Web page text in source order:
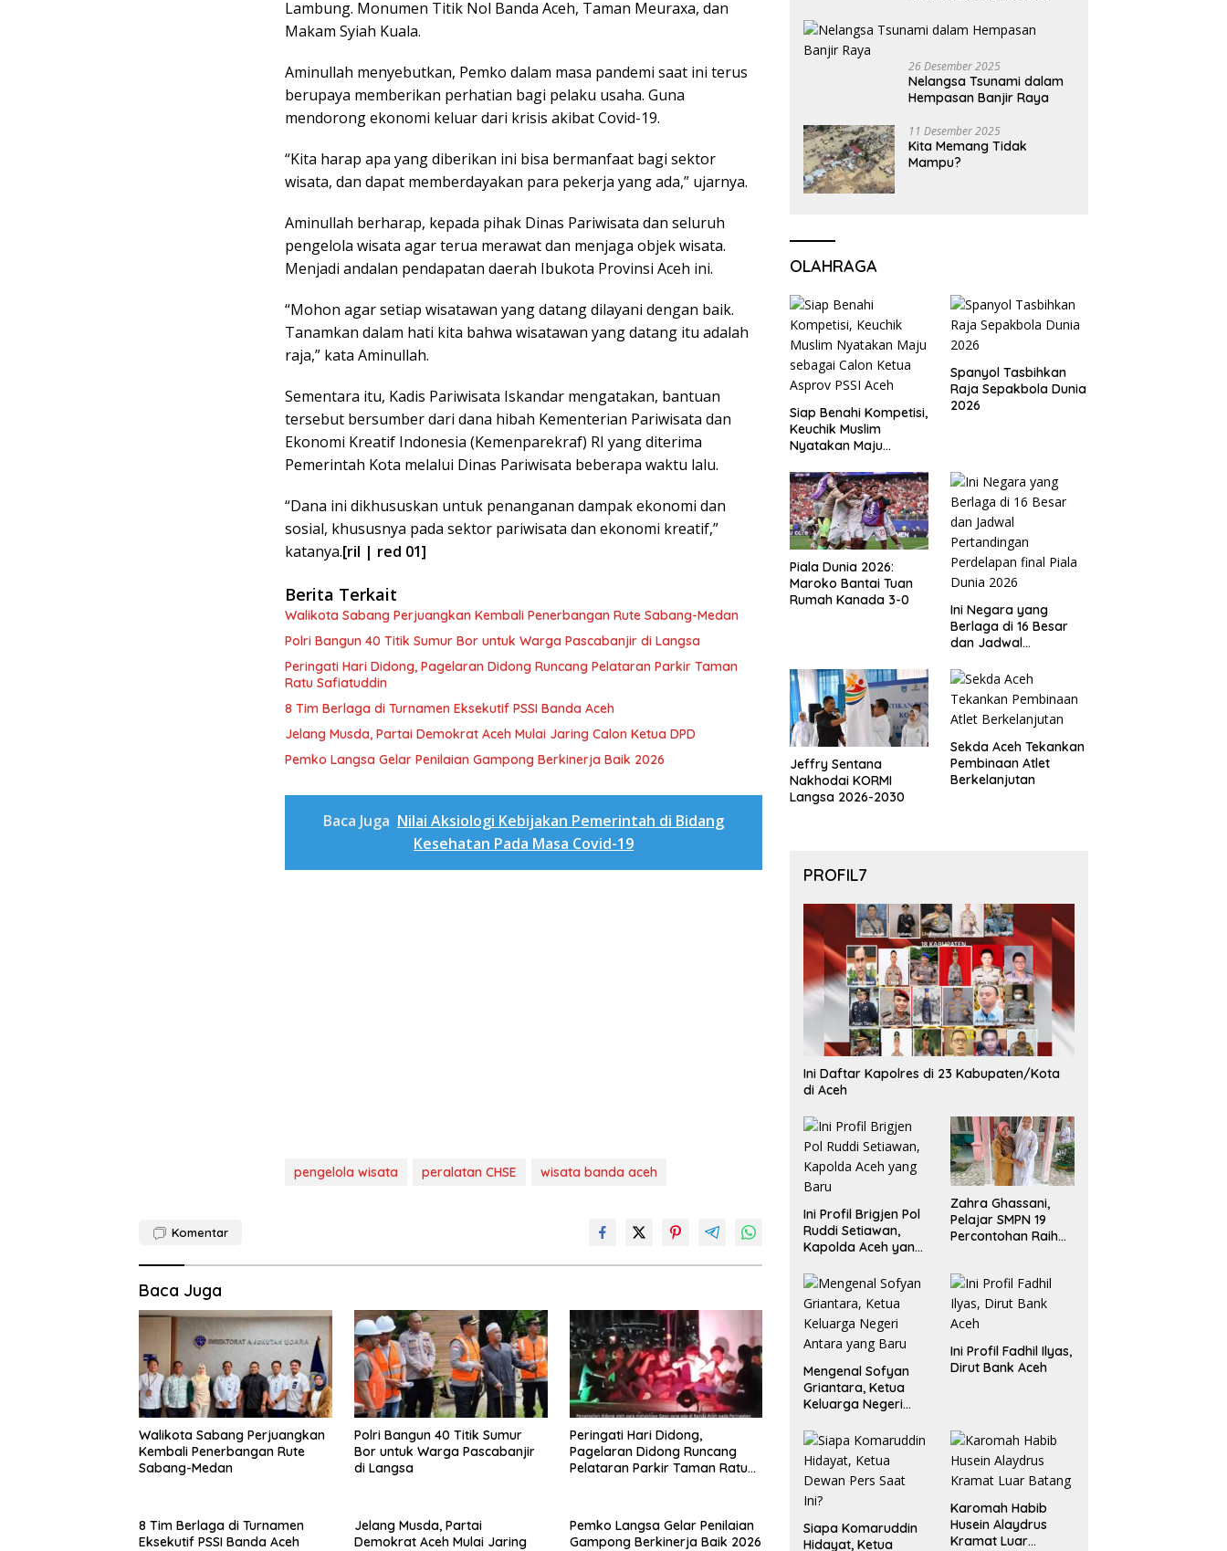
Lambung. Monumen Titik Nol Banda Aceh, Taman Meuraxa, dan
Makam Syiah Kuala.
Aminullah menyebutkan, Pemko dalam masa pandemi saat ini terus
berupaya memberikan perhatian bagi pelaku usaha. Guna
mendorong ekonomi keluar dari krisis akibat Covid-19.
“Kita harap apa yang diberikan ini bisa bermanfaat bagi sektor
wisata, dan dapat memberdayakan para pekerja yang ada,” ujarnya.
Aminullah berharap, kepada pihak Dinas Pariwisata dan seluruh
pengelola wisata agar terua merawat dan menjaga objek wisata.
Menjadi andalan pendapatan daerah Ibukota Provinsi Aceh ini.
“Mohon agar setiap wisatawan yang datang dilayani dengan baik.
Tanamkan dalam hati kita bahwa wisatawan yang datang itu adalah
raja,” kata Aminullah.
Sementara itu, Kadis Pariwisata Iskandar mengatakan, bantuan
tersebut bersumber dari dana hibah Kementerian Pariwisata dan
Ekonomi Kreatif Indonesia (Kemenparekraf) RI yang diterima
Pemerintah Kota melalui Dinas Pariwisata beberapa waktu lalu.
“Dana ini dikhususkan untuk penanganan dampak ekonomi dan
sosial, khususnya pada sektor pariwisata dan ekonomi kreatif,”
katanya.[ril | red 01]
Berita Terkait
Walikota Sabang Perjuangkan Kembali Penerbangan Rute Sabang-Medan
Polri Bangun 40 Titik Sumur Bor untuk Warga Pascabanjir di Langsa
Peringati Hari Didong, Pagelaran Didong Runcang Pelataran Parkir Taman
Ratu Safiatuddin
8 Tim Berlaga di Turnamen Eksekutif PSSI Banda Aceh
Jelang Musda, Partai Demokrat Aceh Mulai Jaring Calon Ketua DPD
Pemko Langsa Gelar Penilaian Gampong Berkinerja Baik 2026
Baca Juga Nilai Aksiologi Kebijakan Pemerintah di Bidang
Kesehatan Pada Masa Covid-19
pengelola wisata peralatan CHSE wisata banda aceh
Komentar
Baca Juga
Walikota Sabang Perjuangkan
Kembali Penerbangan Rute
Sabang-Medan
Polri Bangun 40 Titik Sumur
Bor untuk Warga Pascabanjir
di Langsa
Peringati Hari Didong,
Pagelaran Didong Runcang
Pelataran Parkir Taman Ratu
8 Tim Berlaga di Turnamen
Eksekutif PSSI Banda Aceh
Jelang Musda, Partai
Demokrat Aceh Mulai Jaring
Pemko Langsa Gelar Penilaian
Gampong Berkinerja Baik 2026
26 Desember 2025
Nelangsa Tsunami dalam
Hempasan Banjir Raya
11 Desember 2025
Kita Memang Tidak
Mampu?
OLAHRAGA
Siap Benahi Kompetisi,
Keuchik Muslim
Nyatakan Maju
Asprov PSSI Aceh
Spanyol Tasbihkan
Raja Sepakbola Dunia
2026
Piala Dunia 2026:
Maroko Bantai Tuan
Rumah Kanada 3-0
Ini Negara yang
Berlaga di 16 Besar
dan Jadwal
Perdelapan final Piala
Dunia 2026
Jeffry Sentana
Nakhodai KORMI
Langsa 2026-2030
Sekda Aceh Tekankan
Pembinaan Atlet
Berkelanjutan
PROFIL7
Ini Daftar Kapolres di 23 Kabupaten/Kota
di Aceh
Ini Profil Brigjen Pol
Ruddi Setiawan,
Kapolda Aceh yang
Zahra Ghassani,
Pelajar SMPN 19
Percontohan Raih
Nasional
Mengenal Sofyan
Griantara, Ketua
Keluarga Negeri
Ini Profil Fadhil Ilyas,
Dirut Bank Aceh
Siapa Komaruddin
Hidayat, Ketua
Karomah Habib
Husein Alaydrus
Kramat Luar